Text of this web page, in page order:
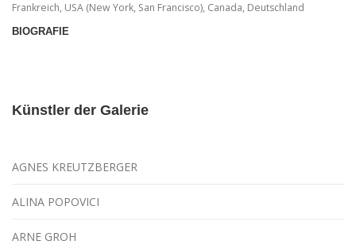
Frankreich, USA (New York, San Francisco), Canada, Deutschland
BIOGRAFIE
Künstler der Galerie
AGNES KREUTZBERGER
ALINA POPOVICI
ARNE GROH